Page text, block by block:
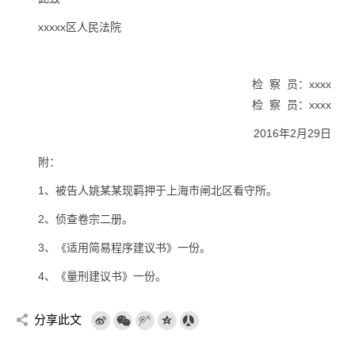
xxxxx区人民法院
检 察 员：xxxx
检 察 员：xxxx
2016年2月29日
附：
1、被告人姚某某现羁押于上海市闸北区看守所。
2、侦查卷宗二册。
3、《适用简易程序建议书》一份。
4、《量刑建议书》一份。
分享此文